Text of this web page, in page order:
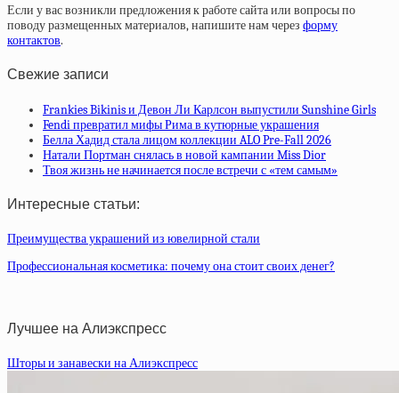
Если у вас возникли предложения к работе сайта или вопросы по
поводу размещенных материалов, напишите нам через форму
контактов.
Свежие записи
Frankies Bikinis и Девон Ли Карлсон выпустили Sunshine Girls
Fendi превратил мифы Рима в кутюрные украшения
Белла Хадид стала лицом коллекции ALO Pre-Fall 2026
Натали Портман снялась в новой кампании Miss Dior
Твоя жизнь не начинается после встречи с «тем самым»
Интересные статьи:
Преимущества украшений из ювелирной стали
Профессиональная косметика: почему она стоит своих денег?
Лучшее на Алиэкспресс
Шторы и занавески на Алиэкспресс